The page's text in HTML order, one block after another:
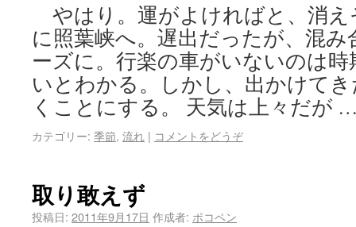
やはり。運がよければと、消
に照葉峡へ。遅出だったが、混
ーズに。行楽の車がいないのは
いとわかる。しかし、出かけて
くことにする。 天気は上々だが
カテゴリー: 季節, 流れ | コメントをどうぞ
取り敢えず
投稿日: 2011年9月17日 作成者: ポコペン